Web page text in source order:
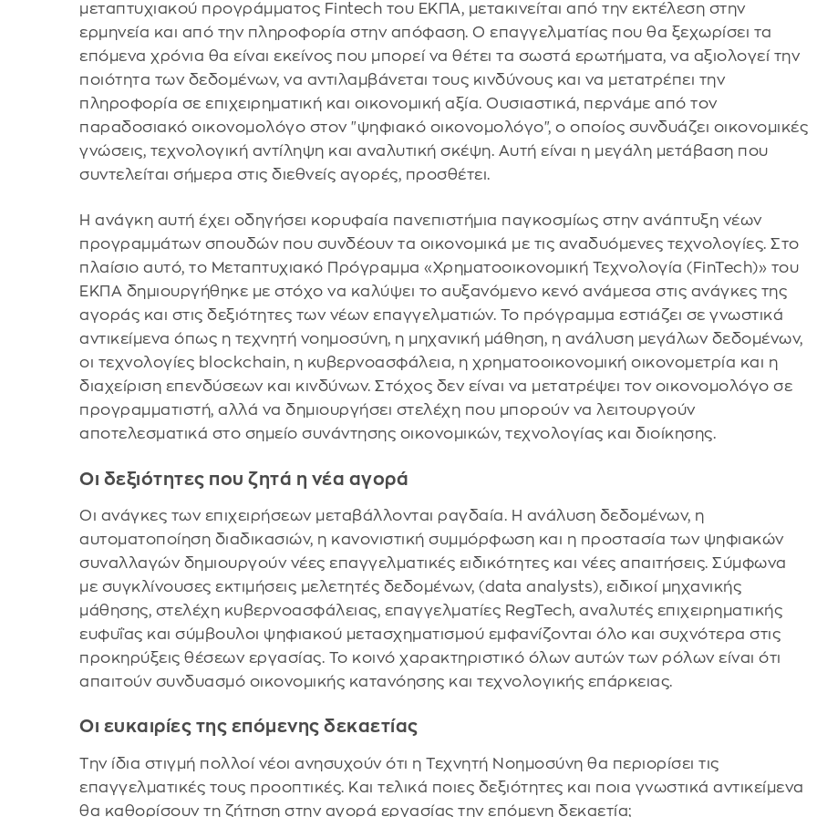
μεταπτυχιακού προγράμματος Fintech του ΕΚΠΑ, μετακινείται από την εκτέλεση στην
ερμηνεία και από την πληροφορία στην απόφαση. Ο επαγγελματίας που θα ξεχωρίσει τα
επόμενα χρόνια θα είναι εκείνος που μπορεί να θέτει τα σωστά ερωτήματα, να αξιολογεί την
ποιότητα των δεδομένων, να αντιλαμβάνεται τους κινδύνους και να μετατρέπει την
πληροφορία σε επιχειρηματική και οικονομική αξία. Ουσιαστικά, περνάμε από τον
παραδοσιακό οικονομολόγο στον "ψηφιακό οικονομολόγο", ο οποίος συνδυάζει οικονομικές
γνώσεις, τεχνολογική αντίληψη και αναλυτική σκέψη. Αυτή είναι η μεγάλη μετάβαση που
συντελείται σήμερα στις διεθνείς αγορές, προσθέτει.
Η ανάγκη αυτή έχει οδηγήσει κορυφαία πανεπιστήμια παγκοσμίως στην ανάπτυξη νέων
προγραμμάτων σπουδών που συνδέουν τα οικονομικά με τις αναδυόμενες τεχνολογίες. Στο
πλαίσιο αυτό, το Μεταπτυχιακό Πρόγραμμα «Χρηματοοικονομική Τεχνολογία (FinTech)» του
ΕΚΠΑ δημιουργήθηκε με στόχο να καλύψει το αυξανόμενο κενό ανάμεσα στις ανάγκες της
αγοράς και στις δεξιότητες των νέων επαγγελματιών. Το πρόγραμμα εστιάζει σε γνωστικά
αντικείμενα όπως η τεχνητή νοημοσύνη, η μηχανική μάθηση, η ανάλυση μεγάλων δεδομένων,
οι τεχνολογίες blockchain, η κυβερνοασφάλεια, η χρηματοοικονομική οικονομετρία και η
διαχείριση επενδύσεων και κινδύνων. Στόχος δεν είναι να μετατρέψει τον οικονομολόγο σε
προγραμματιστή, αλλά να δημιουργήσει στελέχη που μπορούν να λειτουργούν
αποτελεσματικά στο σημείο συνάντησης οικονομικών, τεχνολογίας και διοίκησης.
Οι δεξιότητες που ζητά η νέα αγορά
Οι ανάγκες των επιχειρήσεων μεταβάλλονται ραγδαία. Η ανάλυση δεδομένων, η
αυτοματοποίηση διαδικασιών, η κανονιστική συμμόρφωση και η προστασία των ψηφιακών
συναλλαγών δημιουργούν νέες επαγγελματικές ειδικότητες και νέες απαιτήσεις. Σύμφωνα
με συγκλίνουσες εκτιμήσεις μελετητές δεδομένων, (data analysts), ειδικοί μηχανικής
μάθησης, στελέχη κυβερνοασφάλειας, επαγγελματίες RegTech, αναλυτές επιχειρηματικής
ευφυΐας και σύμβουλοι ψηφιακού μετασχηματισμού εμφανίζονται όλο και συχνότερα στις
προκηρύξεις θέσεων εργασίας. Το κοινό χαρακτηριστικό όλων αυτών των ρόλων είναι ότι
απαιτούν συνδυασμό οικονομικής κατανόησης και τεχνολογικής επάρκειας.
Οι ευκαιρίες της επόμενης δεκαετίας
Την ίδια στιγμή πολλοί νέοι ανησυχούν ότι η Τεχνητή Νοημοσύνη θα περιορίσει τις
επαγγελματικές τους προοπτικές. Και τελικά ποιες δεξιότητες και ποια γνωστικά αντικείμενα
θα καθορίσουν τη ζήτηση στην αγορά εργασίας την επόμενη δεκαετία;